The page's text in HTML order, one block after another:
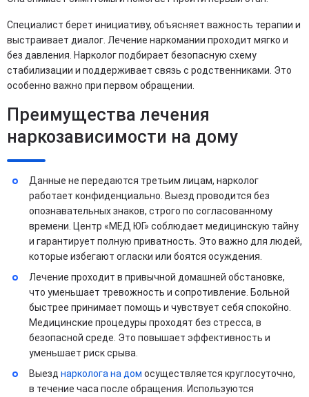
Специалист берет инициативу, объясняет важность терапии и
выстраивает диалог. Лечение наркомании проходит мягко и
без давления. Нарколог подбирает безопасную схему
стабилизации и поддерживает связь с родственниками. Это
особенно важно при первом обращении.
Преимущества лечения
наркозависимости на дому
Данные не передаются третьим лицам, нарколог
работает конфиденциально. Выезд проводится без
опознавательных знаков, строго по согласованному
времени. Центр «МЕД ЮГ» соблюдает медицинскую тайну
и гарантирует полную приватность. Это важно для людей,
которые избегают огласки или боятся осуждения.
Лечение проходит в привычной домашней обстановке,
что уменьшает тревожность и сопротивление. Больной
быстрее принимает помощь и чувствует себя спокойно.
Медицинские процедуры проходят без стресса, в
безопасной среде. Это повышает эффективность и
уменьшает риск срыва.
Выезд нарколога на дом осуществляется круглосуточно,
в течение часа после обращения. Используются